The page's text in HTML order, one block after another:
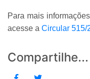
Para mais
acesse a Circular 515/
Compartilhe...